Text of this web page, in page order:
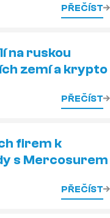
PŘEČÍST
na ruskou
zemí a krypto
PŘEČÍST
firem k
s Mercosurem
PŘEČÍST